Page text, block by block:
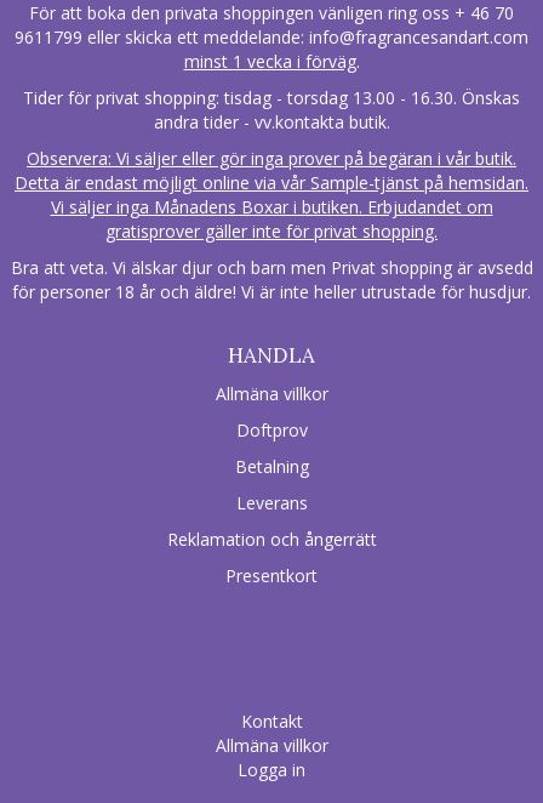
För att boka den privata shoppingen vänligen ring oss + 46 70
9611799 eller skicka ett meddelande: info@fragrancesandart.com
minst 1 vecka i förväg.
Tider för privat shopping: tisdag - torsdag 13.00 - 16.30. Önskas
andra tider - vv.kontakta butik.
Observera: Vi säljer eller gör inga prover på begäran i vår butik.
Detta är endast möjligt online via vår Sample-tjänst på hemsidan.
Vi säljer inga Månadens Boxar i butiken. Erbjudandet om
gratisprover gäller inte för privat shopping.
Bra att veta. Vi älskar djur och barn men Privat shopping är avsedd
för personer 18 år och äldre! Vi är inte heller utrustade för husdjur.
HANDLA
Allmäna villkor
Doftprov
Betalning
Leverans
Reklamation och ångerrätt
Presentkort
Kontakt
Allmäna villkor
Logga in